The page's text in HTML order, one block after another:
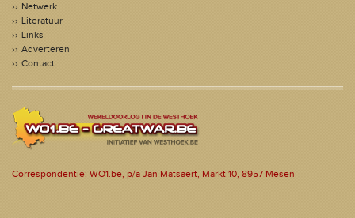
Netwerk
Literatuur
Links
Adverteren
Contact
Correspondentie: WO1.be, p/a Jan Matsaert, Markt 10, 8957 Mesen